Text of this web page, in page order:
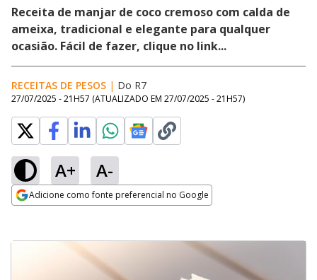
Receita de manjar de coco cremoso com calda de
ameixa, tradicional e elegante para qualquer
ocasião. Fácil de fazer, clique no link...
RECEITAS DE PESOS | Do R7
27/07/2025 - 21H57 (ATUALIZADO EM 27/07/2025 - 21H57)
A+ A-
Adicione como fonte preferencial no Google